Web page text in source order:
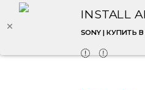
INSTALL
SONY | КУПИТЬ